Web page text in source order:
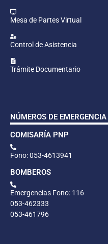
Mesa de Partes Virtual
Control de Asistencia
Trámite Documentario
NÚMEROS DE EMERGENCIA
COMISARÍA PNP
Fono: 053-4613941
BOMBEROS
Emergencias Fono: 116
053-462333
053-461796